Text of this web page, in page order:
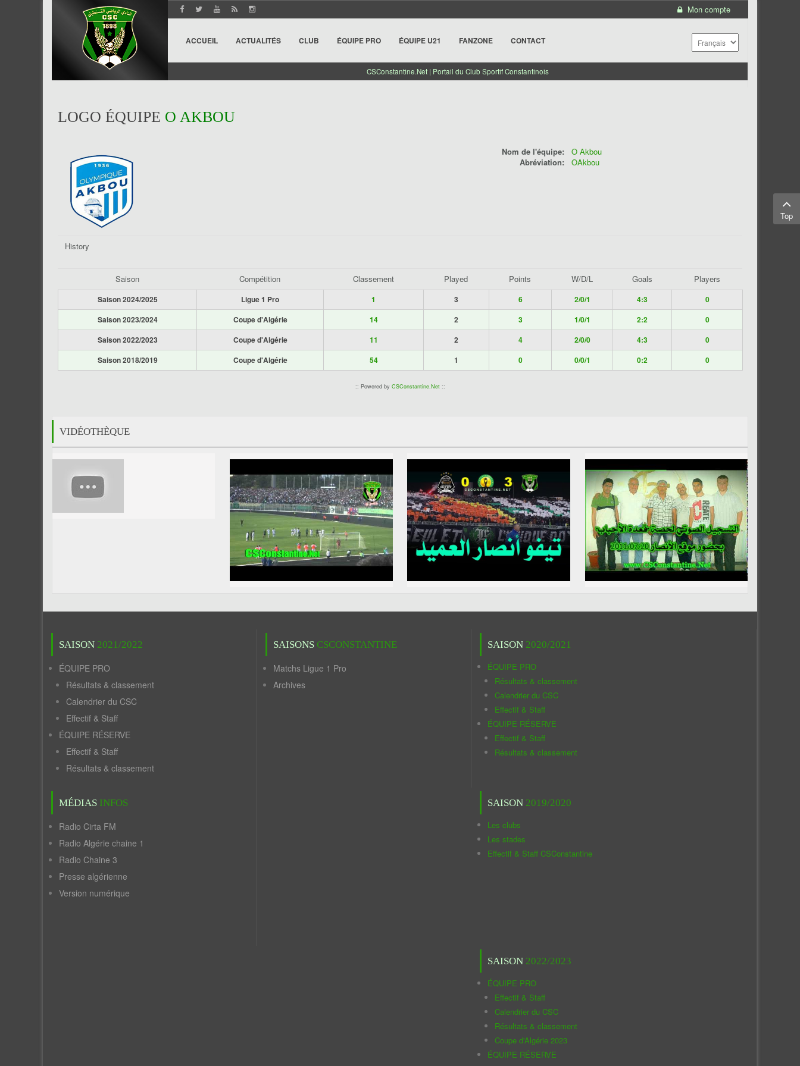
Mon compte
ACCUEIL ACTUALITÉS CLUB ÉQUIPE PRO ÉQUIPE U21 FANZONE CONTACT
CSConstantine.Net | Portail du Club Sportif Constantinois
LOGO ÉQUIPE O AKBOU
Nom de l'équipe:
O Akbou
Abréviation:
OAkbou
History
Saison Compétition Classement Played Points W/D/L Goals Players
Saison 2024/2025 Ligue 1 Pro 1 3 6 2/0/1 4:3
0
Saison 2023/2024
Coupe d'Algérie 14 2 3 1/0/1 2:2
0
Saison 2022/2023
Coupe d'Algérie 11 2 4 2/0/0 4:3
0
Saison 2018/2019
Coupe d'Algérie 54 1 0 0/0/1 0:2 0
:: Powered by CSConstantine.Net::
VIDÉOTHÈQUE
SAISON 2021/2022
ÉQUIPE PRO
Résultats & classement
Calendrier du CSC
Effectif & Staff
ÉQUIPE RÉSERVE
Effectif & Staff
Résultats & classement
MÉDIAS INFOS
Radio Cirta FM
Radio Algérie chaine 1
Radio Chaine 3
Presse algérienne
Version numérique
SAISONS CSCONSTANTINE
Matchs Ligue 1 Pro
Archives
SAISON 2020/2021
ÉQUIPE PRO
Résultats & classement
Calendrier du CSC
Effectif & Staff
ÉQUIPE RÉSERVE
Effectif & Staff
Résultats & classement
SAISON 2019/2020
Les clubs
Les stades
Effectif & Staff CSConstantine
SAISON 2022/2023
ÉQUIPE PRO
Effectif & Staff
Calendrier du CSC
Résultats & classement
Coupe d'Algérie 2023
ÉQUIPE RÉSERVE
Top